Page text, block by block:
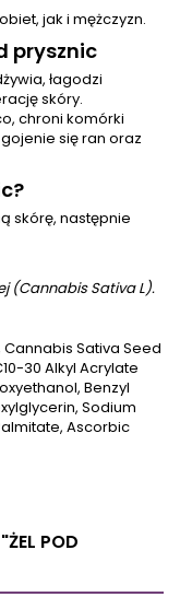
jak i mężczyzn.
prysznic
łagodzi
skóry.
chroni komórki
się ran oraz
skórę, następnie
(Cannabis Sativa L).
Sativa Seed
30 Alkyl Acrylate
Benzyl
Sodium
Ascorbic
POD